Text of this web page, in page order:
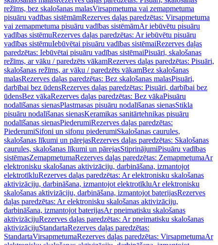
režīms, bez skalošanas malasVirsapmetuma vai zemapmetuma
pisuāru vadības sistēmāmRezerves daļas paredzētas: Virsapmetuma
vai zemapmetuma pisuāru vadības sistēmāmAr iebūvētu pisuāru
vadības sistēmuRezerves daļas paredzētas: Ar iebūvētu pisuāru
vadības sistēmuIebūvētai pisuāru vadības sistēmaiRezerves daļas
paredzētas: Iebūvētai pisuāru vadības sistēmaiPisuāri, skalošanas
režīms, ar vāku / paredzēts vākamRezerves daļas paredzētas: Pisuāri,
skalošanas režīms, ar vāku / paredzēts vākamBez skalošanas
malasRezerves daļas paredzētas: Bez skalošanas malasPisuāri,
darbībai bez ūdensRezerves daļas paredzētas: Pisuāri, darbībai bez
ūdensBez vākaRezerves daļas paredzētas: Bez vākaPisuāru
nodalīšanas sienasPlastmasas pisuāru nodalīšanas sienasStikla
pisuāru nodalīšanas sienasKeramikas sanitārtehnikas pisuāru
nodalīšanas sienasPiederumiRezerves daļas paredzētas:
PiederumiSifoni un sifonu piederumiSkalošanas caurules,
skalošanas līkumi un pārejasRezerves daļas paredzētas: Skalošanas
caurules, skalošanas līkumi un pārejasStiprinājumiPisuāru vadības
sistēmasZemapmetumaRezerves daļas paredzētas: ZemapmetumaAr
elektronisku skalošanas aktivizāciju, darbināšana, izmantojot
elektrotīkluRezerves daļas paredzētas: Ar elektronisku skalošanas
aktivizāciju, darbināšana, izmantojot elektrotīkluAr elektronisku
skalošanas aktivizāciju, darbināšana, izmantojot baterijasRezerves
daļas paredzētas: Ar elektronisku skalošanas aktivizāciju,
darbināšana, izmantojot baterijasAr pneimatisku skalošanas
aktivizācijuRezerves daļas paredzētas: Ar pneimatisku skalošanas
aktivizācijuStandartaRezerves daļas paredzētas:
StandartaVirsapmetumaRezerves daļas paredzētas: VirsapmetumaAr